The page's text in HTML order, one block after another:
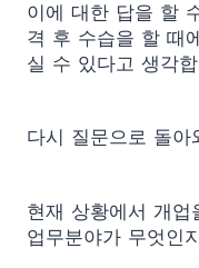
이에 대한 답을 할
격 후 수습을 할 때
실 수 있다고 생각
다시 질문으로 돌아
현재 상황에서 개
업무분야가 무엇인